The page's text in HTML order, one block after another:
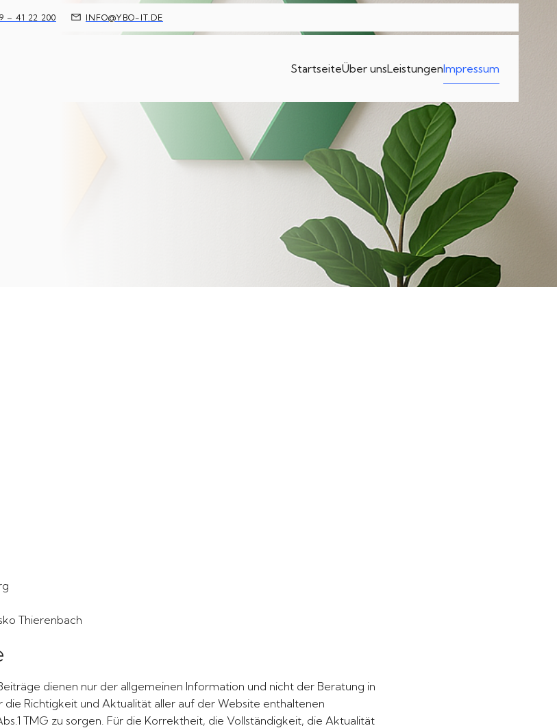
– 41 22 200 INFO@YBO-IT.DE
StartseiteÜber unsLeistungenImpressum
Thierenbach
dienen nur der allgemeinen Information und nicht der Beratung in
die Richtigkeit und Aktualität aller auf der Website enthaltenen
TMG zu sorgen. Für die Korrektheit, die Vollständigkeit, die Aktualität